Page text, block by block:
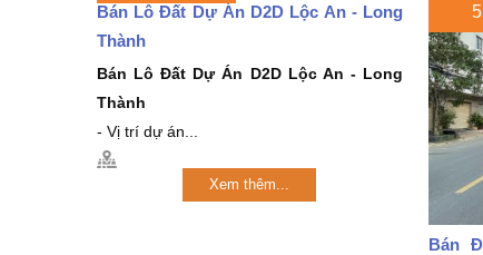
Bán Lô Đất Dự Án D2D Lộc An - Long
Thành
Bán Lô Đất Dự Án D2D Lộc An - Long
Thành
- Vị trí dự án...
Xem thêm...
Bán